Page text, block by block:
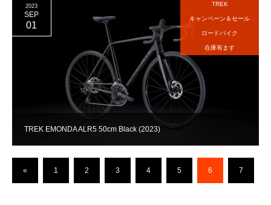
TREK EMONDA ALR5 50cm Black (2023)
2023
SEP
01
TREK
キャンペーン＆セール
ロードバイク
在庫有ます
« 1 2 3 4 5 6 7